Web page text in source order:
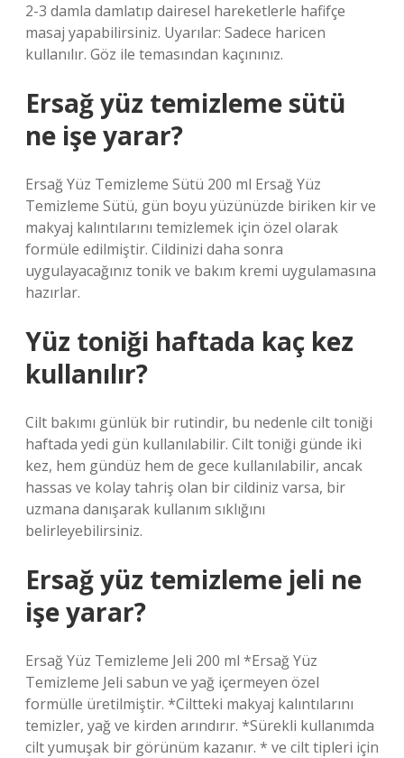
2-3 damla damlatıp dairesel hareketlerle hafifçe
masaj yapabilirsiniz. Uyarılar: Sadece haricen
kullanılır. Göz ile temasından kaçınınız.
Ersağ yüz temizleme sütü
ne işe yarar?
Ersağ Yüz Temizleme Sütü 200 ml Ersağ Yüz
Temizleme Sütü, gün boyu yüzünüzde biriken kir ve
makyaj kalıntılarını temizlemek için özel olarak
formüle edilmiştir. Cildinizi daha sonra
uygulayacağınız tonik ve bakım kremi uygulamasına
hazırlar.
Yüz toniği haftada kaç kez
kullanılır?
Cilt bakımı günlük bir rutindir, bu nedenle cilt toniği
haftada yedi gün kullanılabilir. Cilt toniği günde iki
kez, hem gündüz hem de gece kullanılabilir, ancak
hassas ve kolay tahriş olan bir cildiniz varsa, bir
uzmana danışarak kullanım sıklığını
belirleyebilirsiniz.
Ersağ yüz temizleme jeli ne
işe yarar?
Ersağ Yüz Temizleme Jeli 200 ml *Ersağ Yüz
Temizleme Jeli sabun ve yağ içermeyen özel
formülle üretilmiştir. *Ciltteki makyaj kalıntılarını
temizler, yağ ve kirden arındırır. *Sürekli kullanımda
cilt yumuşak bir görünüm kazanır. * ve cilt tipleri için